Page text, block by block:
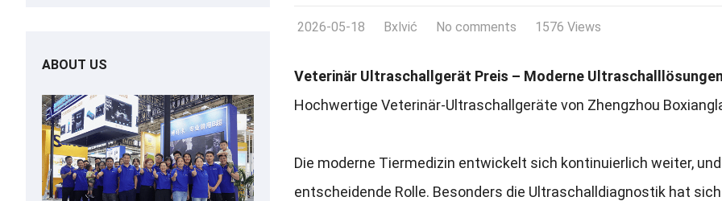
2026-05-18 Bxlvić No comments 1576 Views
Veterinär Ultraschallgerät Preis – Moderne
Hochwertige Veterinär-Ultraschallgeräte von Zhengzhou
Die moderne Tiermedizin entwickelt sich kontinuierlich weiter,
entscheidende Rolle. Besonders die Ultraschalldiagnostik hat
ABOUT US